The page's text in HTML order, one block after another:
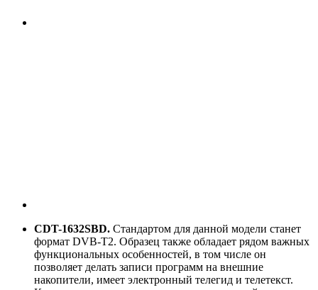
CDT-1632SBD. Стандартом для данной модели станет
формат DVB-T2. Образец также обладает рядом важных
функциональных особенностей, в том числе он
позволяет делать записи программ на внешние
накопители, имеет электронный телегид и телетекст.